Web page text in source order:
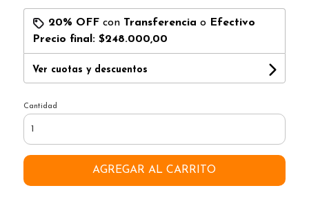
20% OFFcon Transferencia o Efectivo
Precio final: $248.000,00
Ver cuotas y descuentos
Cantidad
AGREGAR AL CARRITO